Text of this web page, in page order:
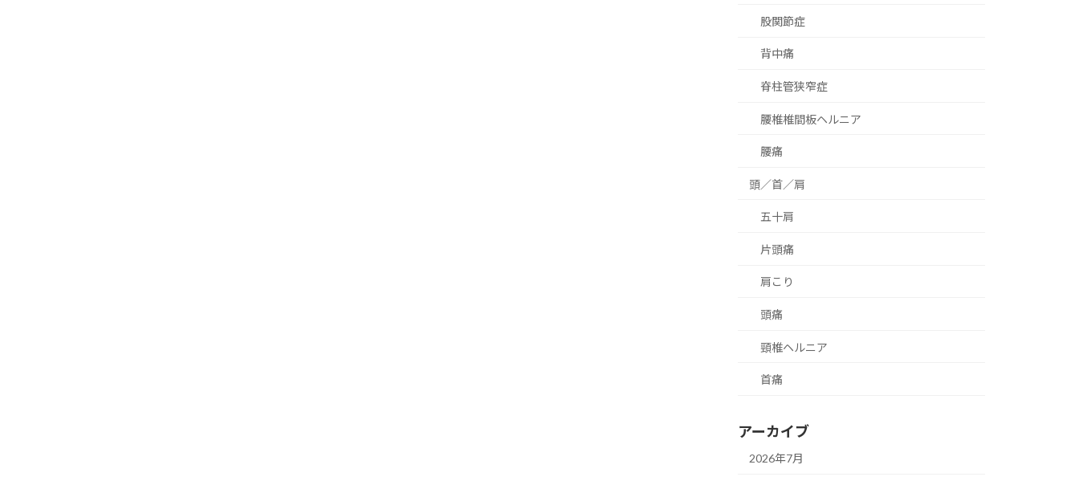
股関節症
背中痛
脊柱管狭窄症
腰椎椎間板ヘルニア
腰痛
頭／首／肩
五十肩
片頭痛
肩こり
頭痛
頸椎ヘルニア
首痛
アーカイブ
2026年7月